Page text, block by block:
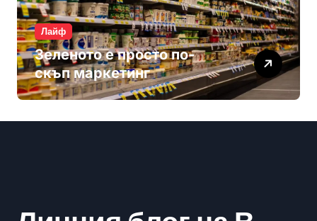
Лайф
Зеленото е просто по-
скъп маркетинг